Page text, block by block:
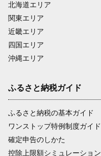
北海道エリア
関東エリア
近畿エリア
四国エリア
沖縄エリア
ふるさと納税ガイド
ふるさと納税の基本ガイド
ワンストップ特例制度ガイド
確定申告のしかた
控除上限額シミュレーション